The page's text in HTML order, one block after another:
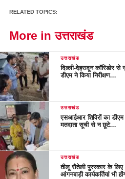
RELATED TOPICS:
More in उत्तराखंड
उत्तराखंड
दिल्ली-देहरादून कॉरिडोर
डीएम ने किया निरीक्षण…
उत्तराखंड
एसआईआर शिविरों का डीएम
मतदाता सूची से न छूटे…
उत्तराखंड
तीलू रौतेली पुरस्कार के
आंगनबाड़ी कार्यकर्तियां भी